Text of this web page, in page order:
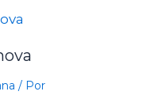
/ Por